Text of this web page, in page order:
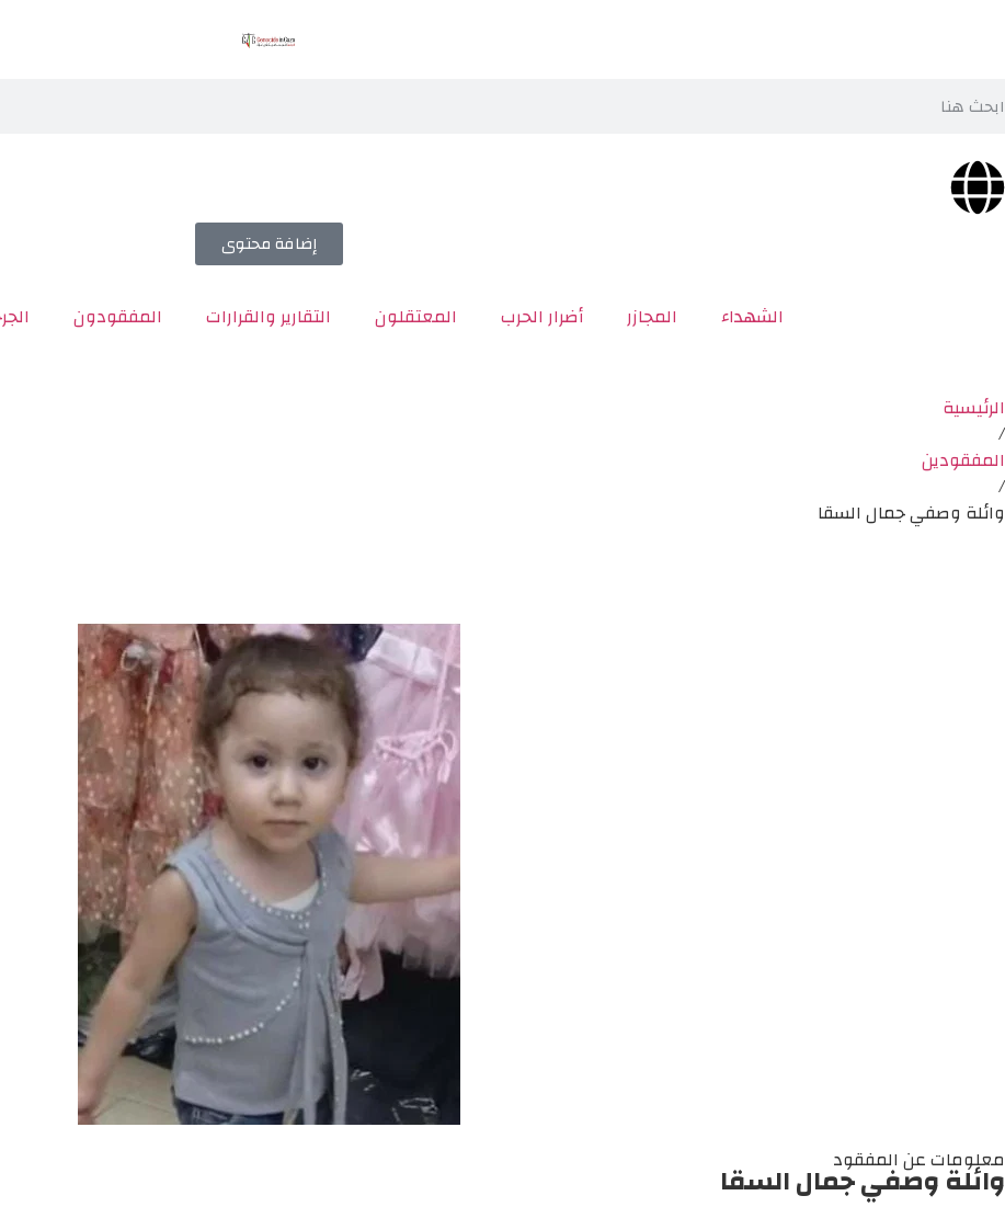
إضافة محتوى
الشهداء المجازر أضرار الحرب المعتقلون التقارير والقرارات المفقودون
الرئيسية
/
المفقودين
/
وائلة وصفي جمال السقا
معلومات عن المفقود
وائلة وصفي جمال السقا